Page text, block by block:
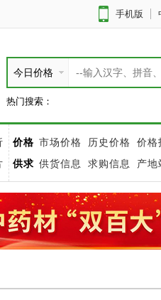
手机版
今日价格
热门搜索：
价格 市场价格 历史价格
价格
供求 供货信息 求购信息 产地